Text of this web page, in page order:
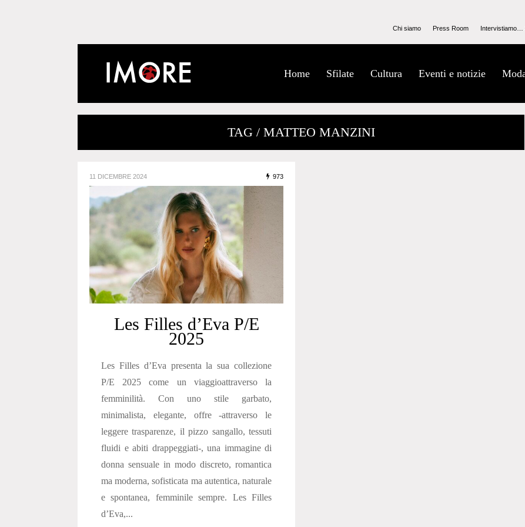
Chi siamo Press Room Intervistiamo…
Home Sfilate Cultura Eventi e notizie
TAG / MATTEO MANZINI
11 DICEMBRE 2024 973
Les Filles d’Eva P/E
2025
Les Filles d’Eva presenta la sua collezione
P/E 2025 come un viaggioattraverso la
femminilità. Con uno stile garbato,
minimalista, elegante, offre -attraverso le
leggere trasparenze, il pizzo sangallo, tessuti
fluidi e abiti drappeggiati-, una immagine di
donna sensuale in modo discreto, romantica
ma moderna, sofisticata ma autentica, naturale
e spontanea, femminile sempre. Les Filles
d’Eva,...